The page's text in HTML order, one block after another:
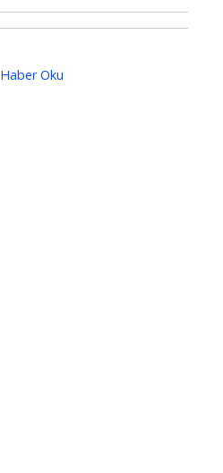
Haber Oku